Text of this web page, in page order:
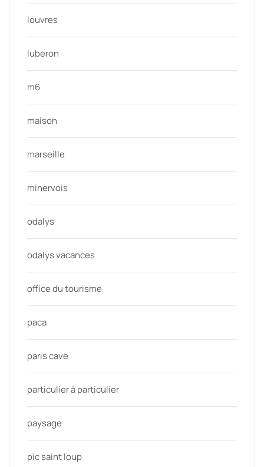
louvres
luberon
m6
maison
marseille
minervois
odalys
odalys vacances
office du tourisme
paca
paris cave
particulier à particulier
paysage
pic saint loup